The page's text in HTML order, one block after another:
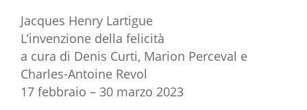
Jacques Henry Lartigue
L’invenzione della felicità
a cura di Denis Curti, Marion Perceval e
Charles-Antoine Revol
17 febbraio – 30 marzo 2023